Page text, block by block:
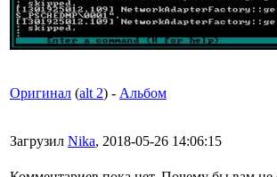
Оригинал (alt 2) - Альбом
Загрузил Nika, 2018-05-26 14:06:15